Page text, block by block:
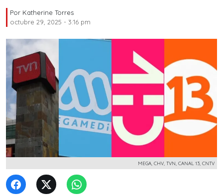
Por Katherine Torres
octubre 29, 2025 - 3:16 pm
MEGA, CHV, TVN, CANAL 13, CNTV